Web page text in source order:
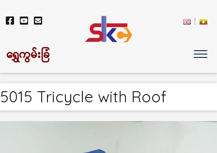
ရွှေကွမ်းခြံ
5015 Tricycle with Roof